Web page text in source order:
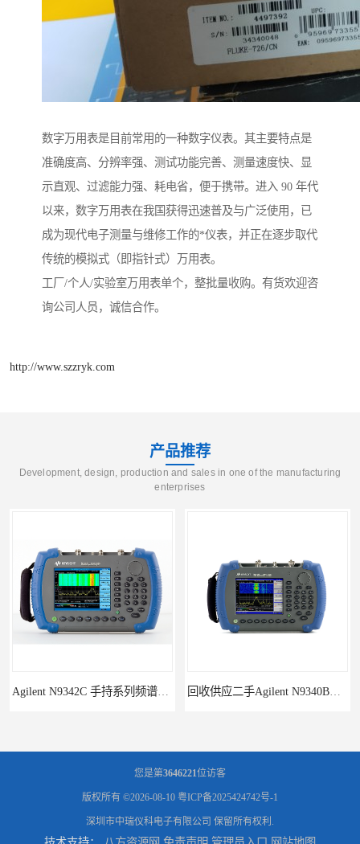
数字万用表是目前常用的一种数字仪表。其主要特点是
准确度高、分辨率强、测试功能完善、测量速度快、显
示直观、过滤能力强、耗电省，便于携带。进入 90 年代
以来，数字万用表在我国获得迅速普及与广泛使用，已
成为现代电子测量与维修工作的*仪表，并正在逐步取代
传统的模拟式（即指针式）万用表。
工厂/个人/实验室万用表单个，整批量收购。有货欢迎咨
询公司人员，诚信合作。
http://www.szzryk.com
产品推荐
Development, design, production and sales in one of the manufacturing
enterprises
回收供应二手Agilent N9340B手持式系列频谱分析仪
您是第3646221位访客
版权所有 ©2026-08-10 粤ICP备2025424742号-1
深圳市中瑞仪科电子有限公司 保留所有权利.